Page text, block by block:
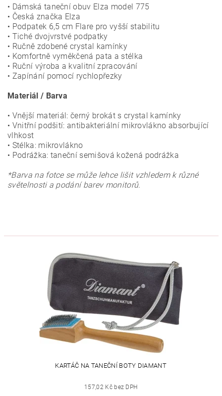
• Dámská taneční obuv Elza model 775
• Česká značka Elza
• Podpatek 6,5 cm Flare pro vyšší stabilitu
• Tiché dvojvrstvé podpatky
• Ručně zdobené crystal kamínky
• Komfortně vyměkčená pata a stélka
• Ruční výroba a kvalitní zpracování
• Zapínání pomocí rychlopřezky
Materiál / Barva
• Vnější materiál: černý brokát s crystal kamínky
• Vnitřní podšití: antibakteriální mikrovlákno absorbující
vlhkost
• Stélka: mikrovlákno
• Podrážka: taneční semišová kožená podrážka
*Barva na fotce se může lehce lišit vzhledem k různé
světelnosti a podání barev monitorů.
KARTÁČ NA TANEČNÍ BOTY DIAMANT
157,02 Kč bez DPH